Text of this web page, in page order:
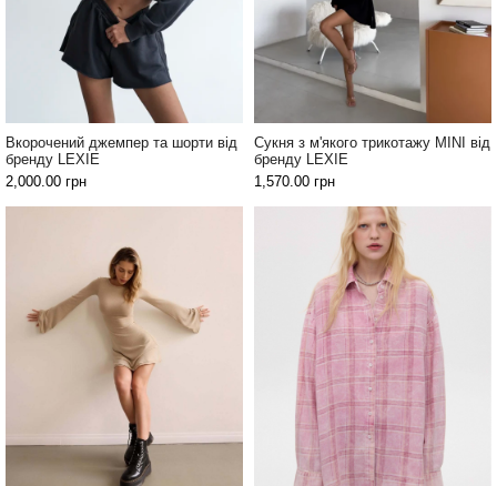
Вкорочений джемпер та шорти від
бренду LEXIE
2,000.00 грн
Сукня з м'якого трикотажу MINI від
бренду LEXIE
1,570.00 грн